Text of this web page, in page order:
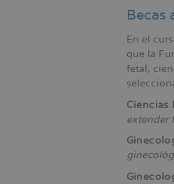
Becas
En el
que la
fetal,
Ciencias
extender